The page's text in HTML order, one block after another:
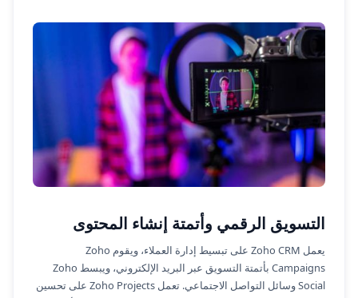
التسويق الرقمي وأتمتة إنشاء المحتوى
يعمل Zoho CRM على تبسيط إدارة العملاء، ويقوم Zoho
Campaigns بأتمتة التسويق عبر البريد الإلكتروني، ويبسط Zoho
Social وسائل التواصل الاجتماعي. تعمل Zoho Projects على تحسين